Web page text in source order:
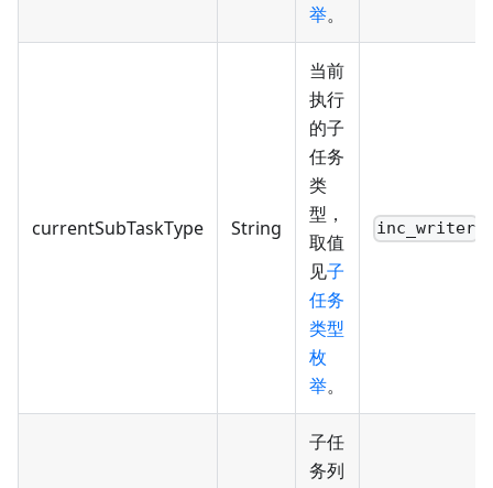
举。
currentSubTaskType String
当前
执行
的子
任务
类
型，
取值
见子
任务
类型
枚
举。
inc_writer
子任
务列